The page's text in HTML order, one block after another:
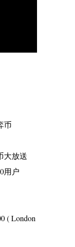
币
大放送
用户
( London